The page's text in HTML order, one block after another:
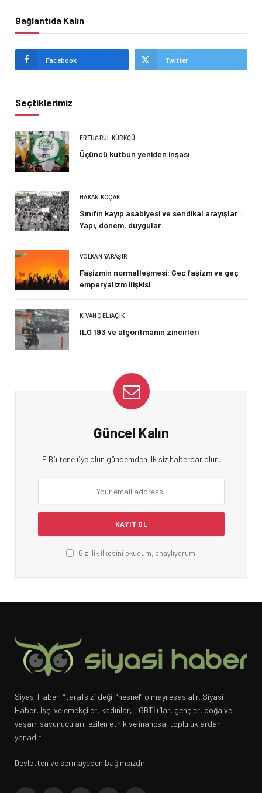
Bağlantıda Kalın
Facebook Twitter
Seçtiklerimiz
ERTUĞRUL KÜRKÇÜ
Üçüncü kutbun yeniden inşası
HAKAN KOÇAK
Sınıfın kayıp asabiyesi ve sendikal arayışlar :
Yapı, dönem, duygular
VOLKAN YARAŞIR
Faşizmin normalleşmesi: Geç faşizm ve geç
emperyalizm ilişkisi
KIVANÇ ELIAÇIK
ILO 193 ve algoritmanın zincirleri
Güncel Kalın
E Bültene üye olun gündemden ilk siz haberdar olun.
Gizlilik İlkesini okudum, onaylıyorum.
Siyasi Haber, “tarafsız” değil “nesnel” olmayı esas alır. Siyasi
Haber, işçi ve emekçiler, kadınlar, LGBTİ+’lar, gençler, doğa ve
yaşam savunucuları, ezilen etnik ve inançsal topluluklardan
yanadır.
Devletten ve sermayeden bağımsızdır.